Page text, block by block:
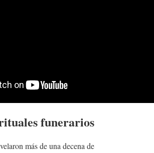
funerarios
más de una decena de